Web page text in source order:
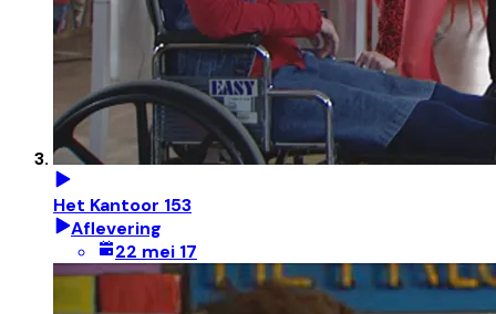
Het Kantoor 153
Aflevering
22 mei 17